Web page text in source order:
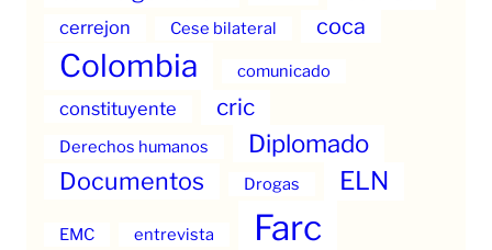
cerrejon Cese bilateral coca
Colombia comunicado
constituyente cric
Derechos humanos Diplomado
Documentos Drogas ELN
EMC entrevista Farc